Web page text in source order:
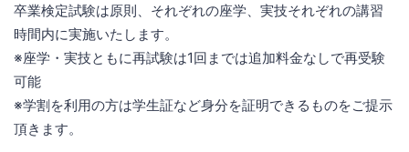
卒業検定試験は原則、それぞれの座学、実技それぞれの講習
時間内に実施いたします。
※座学・実技ともに再試験は1回までは追加料金なしで再受験
可能
※学割を利用の方は学生証など身分を証明できるものをご提示
頂きます。